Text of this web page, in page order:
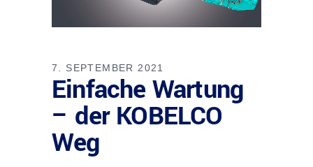
7. SEPTEMBER 2021
Einfache Wartung
– der KOBELCO
Weg